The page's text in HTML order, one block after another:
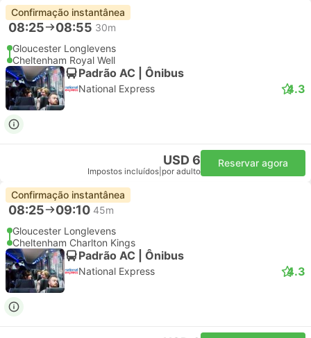
Confirmação instantânea
08:25 08:55 30m
Gloucester Longlevens
Cheltenham Royal Well
Padrão AC | Ônibus
National Express 4.3
USD 6
Impostos incluídos por adulto
Reservar agora
Confirmação instantânea
08:25 09:10 45m
Gloucester Longlevens
Cheltenham Charlton Kings
Padrão AC | Ônibus
National Express 4.3